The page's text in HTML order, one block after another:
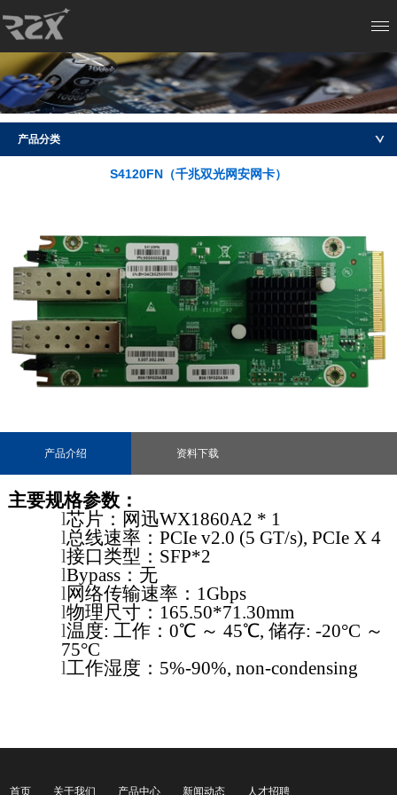
产品分类
S4120FN（千兆双光网安网卡）
产品介绍 资料下载
主要规格参数：
l芯片： 网迅WX1860A2 * 1
l总线速率：PCIe v2.0 (5 GT/s), PCIe X 4
l接口类型： SFP*2
lBypass ：无
l网络传输速率： 1Gbps
l物理尺寸： 165.50*71.30mm
l温度:工作：0℃ ～45℃,储存: -20°C ～
75°C
l工作湿度： 5%-90%,non-condensing
首页 关于我们 产品中心 新闻动态 人才招聘